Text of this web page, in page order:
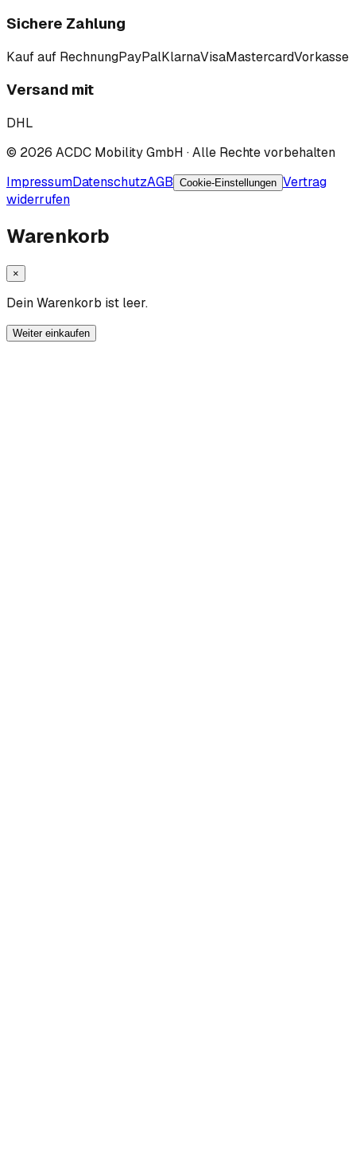
Sichere Zahlung
Kauf auf RechnungPayPalKlarnaVisaMastercardVorkasse
Versand mit
DHL
© 2026 ACDC Mobility GmbH · Alle Rechte vorbehalten
ImpressumDatenschutzAGB Cookie-Einstellungen Vertrag
widerrufen
Warenkorb
×
Dein Warenkorb ist leer.
Weiter einkaufen